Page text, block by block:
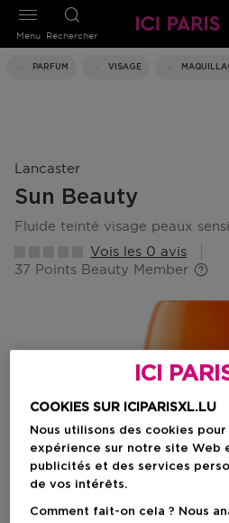
Rechercher
PARFUM VISAGE
Menu
Lancaster
Sun Beauty
fluide teinté visage peaux
Vois les 0 avis
37 Points Beauty Member
ICI
COOKIES SUR ICIPARISXL.LU
Nous utilisons des cookies
expérience sur notre site Web
publicités et des services
de vos intérêts.
Comment fait-on cela ? Nous